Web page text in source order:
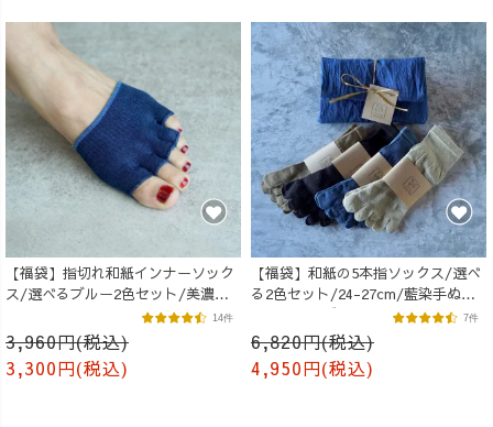
【福袋】指切れ和紙インナーソック
ス/選べるブルー2色セット/美濃和
3,960円(税込)
3,300円(税込)
14件
【福袋】和紙の5本指ソックス/選べ
る2色セット/24-27cm/藍染手ぬぐ
いラッピング付
6,820円(税込)
4,950円(税込)
7件